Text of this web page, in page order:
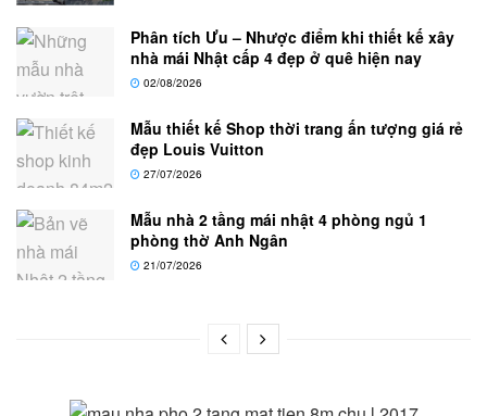
Phân tích Ưu – Nhược điểm khi thiết kế xây
nhà mái Nhật cấp 4 đẹp ở quê hiện nay
02/08/2026
Mẫu thiết kế Shop thời trang ấn tượng giá rẻ
đẹp Louis Vuitton
27/07/2026
Mẫu nhà 2 tầng mái nhật 4 phòng ngủ 1
phòng thờ Anh Ngân
21/07/2026